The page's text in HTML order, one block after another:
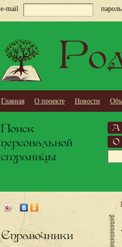
e-mail пароль
Главная О проекте Новости
Поиск
персональной
страницы
А
О
Справочники